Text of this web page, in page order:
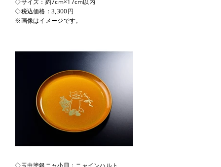
◇税込価格：3,300円
※画像はイメージです。
◇玉虫塗銀ニャ小皿：ニャインハルト